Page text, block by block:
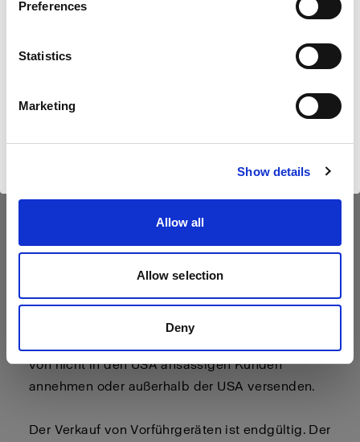
Preferences
Statistics
Marketing
Show details
Allow all
Allow selection
Deny
United States
Sprache
Was bedeutet es, ein Vorführgerät zu
kaufen?
Die Produkte können geringfügige
Diese Angebote gelten nur für in den Vereinigten
Staaten ansässige Kunden und werden in der
Reihenfolge ihres Eingangs angeboten. Aus
von nicht in den USA ansässigen Kunden
annehmen oder außerhalb der USA versenden.
Der Verkauf von Vorführgeräten ist endgültig. Der